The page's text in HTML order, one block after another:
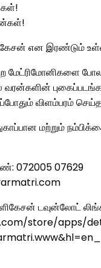
என இரண்டும்
மேட்ரிமோனிகளை
விளம்பரம்
மற்றும்
072005 07629
டவுன்லோட்
store/apps/